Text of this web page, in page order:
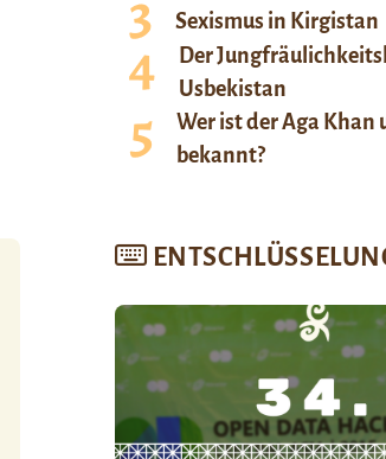
Sexismus in Kirgistan
Der
Usbekistan
Wer ist der Aga Khan
bekannt?